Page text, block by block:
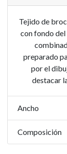
Tejido de
con fondo
preparado
por el
destacar
Ancho
Composición